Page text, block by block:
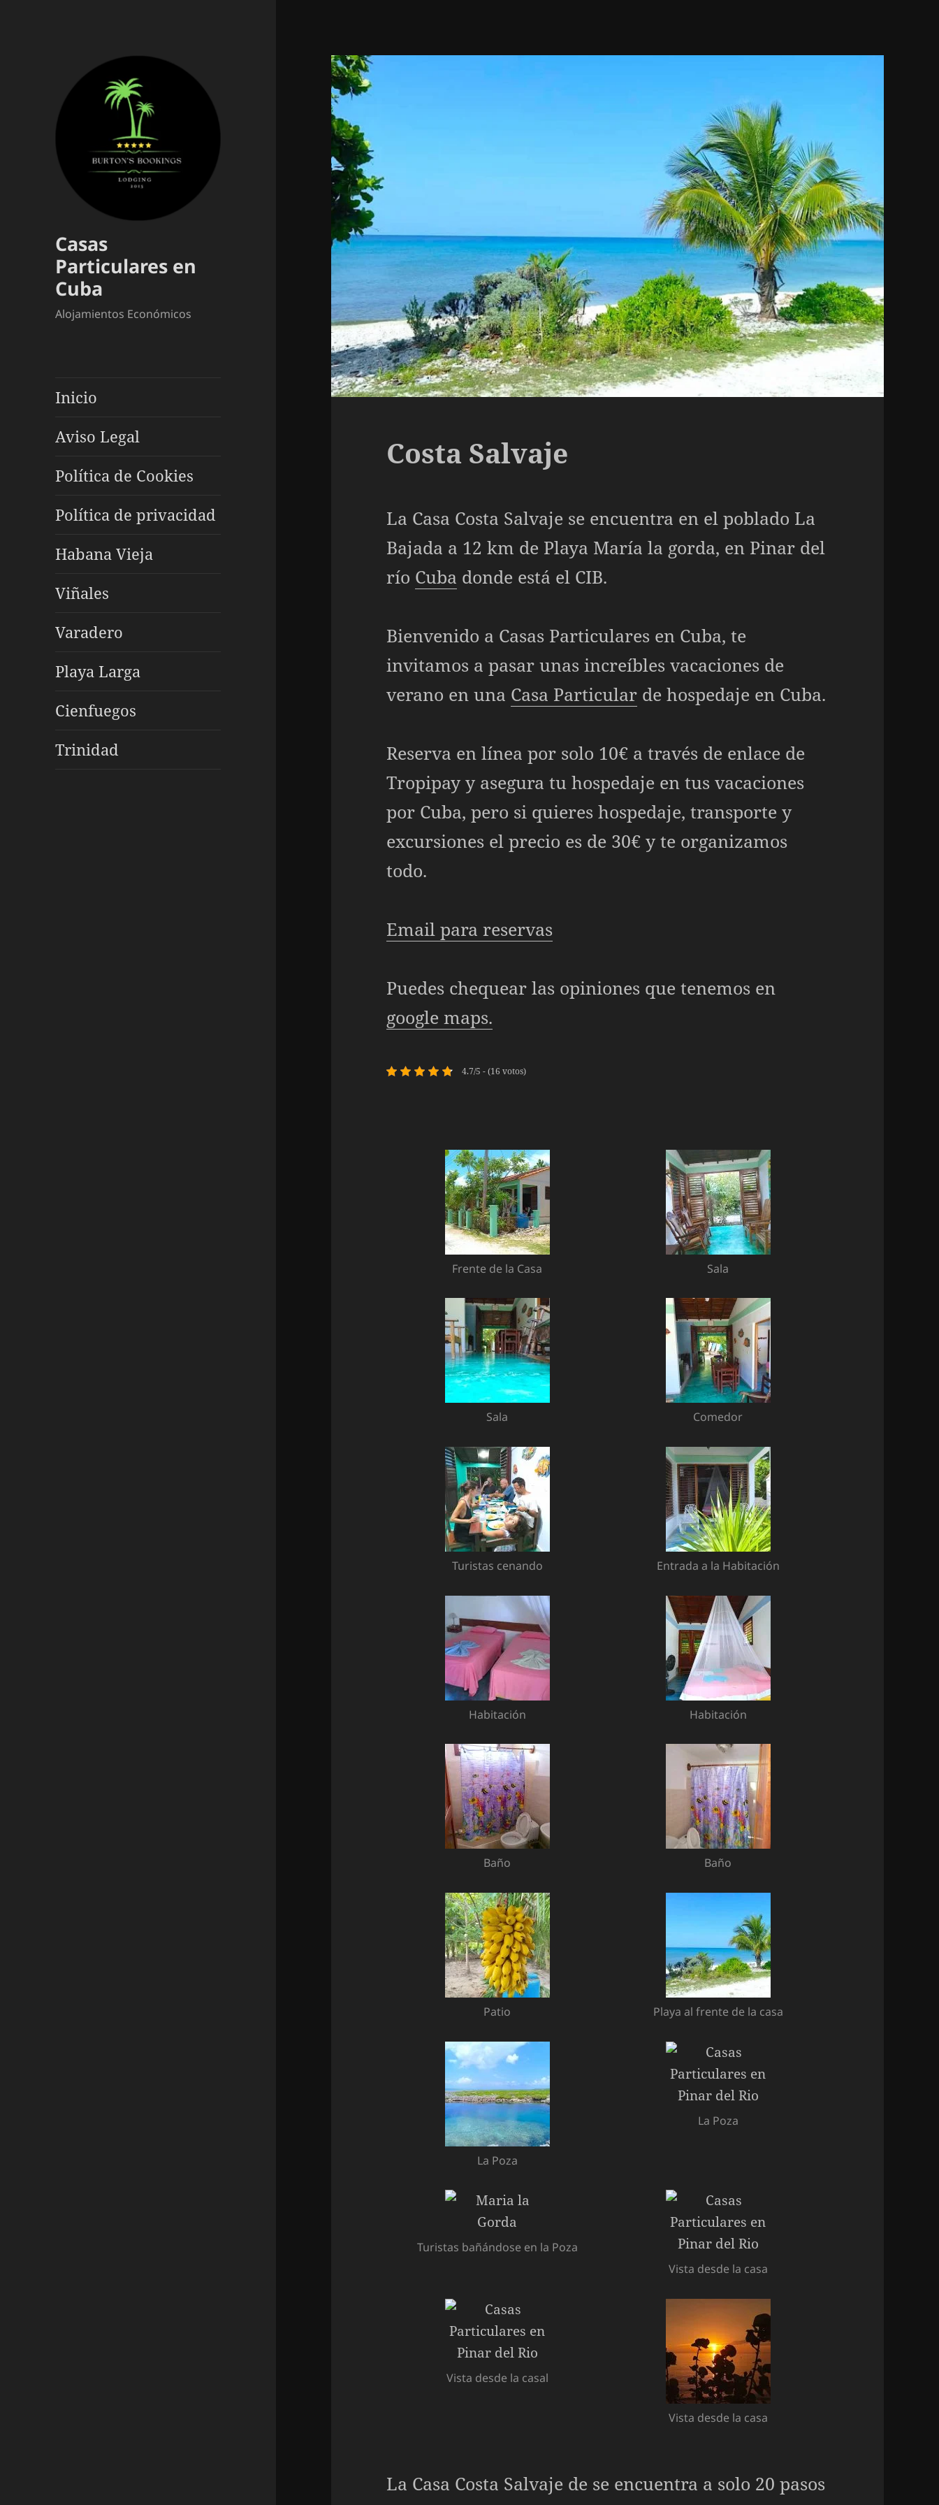
Casas
Particulares en
Cuba
Alojamientos Económicos
Inicio
Aviso Legal
Política de Cookies
Política de privacidad
Habana Vieja
Viñales
Varadero
Playa Larga
Cienfuegos
Trinidad
Costa Salvaje
La Casa Costa Salvaje se encuentra en el poblado La
Bajada a 12 km de Playa María la gorda, en Pinar del
río Cuba donde está el CIB.
Bienvenido a Casas Particulares en Cuba, te
invitamos a pasar unas increíbles vacaciones de
verano en una Casa Particular de hospedaje en Cuba.
Reserva en línea por solo 10€ a través de enlace de
Tropipay y asegura tu hospedaje en tus vacaciones
por Cuba, pero si quieres hospedaje, transporte y
excursiones el precio es de 30€ y te organizamos
todo.
Email para reservas
Puedes chequear las opiniones que tenemos en
google maps.
4.7/5 - (16 votos)
Frente de la Casa Sala
Sala Comedor
Turistas cenando Entrada a la Habitación
Habitación Habitación
Baño Baño
Patio Playa al frente de la casa
La Poza
La Poza
Turistas bañándose en la Poza
Vista desde la casa
Vista desde la casal
Vista desde la casa
La Casa Costa Salvaje de se encuentra a solo 20 pasos